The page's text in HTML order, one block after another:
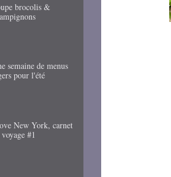
brocolis &
semaine de menus
pour l'été
New York, carnet
#1